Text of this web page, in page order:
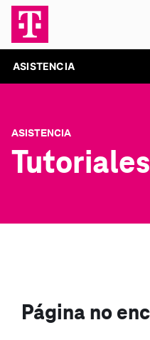
ASISTENCIA
ASISTENCIA
Tutoriales